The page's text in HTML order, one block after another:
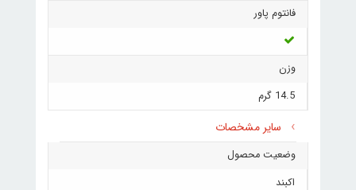
فانتوم پاور
وزن
14.5 گرم
سایر مشخصات
وضعیت محصول
اکبند